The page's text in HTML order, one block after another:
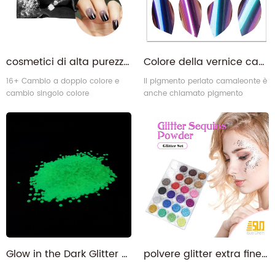
cosmetici di alta purezza non tossici cosmetici chiare termocromico Pennello in polvere in cosmetici per unghie
16+ Cambio a doppio colore e
cambio singolo colore
Colore della vernice camaleonte che cambia colore in polvere di pigmenti perlati
Il pigmento perlato camaleonte è
anche chiamato pigmento
Glow in the Dark Glitter Luminoso in polvere luminosa polvere glitter extra fine in scatola per corpo, viso, melma, artigianato